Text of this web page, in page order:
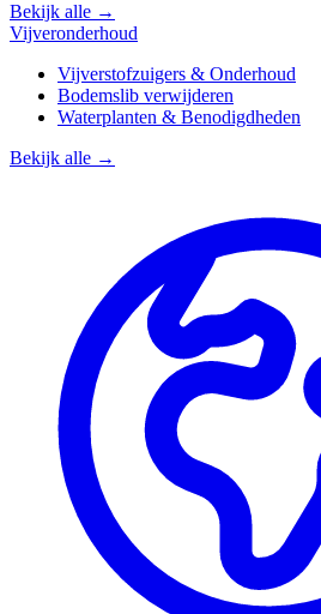
Bekijk alle →
Vijveronderhoud
Vijverstofzuigers & Onderhoud
Bodemslib verwijderen
Waterplanten & Benodigdheden
Bekijk alle →